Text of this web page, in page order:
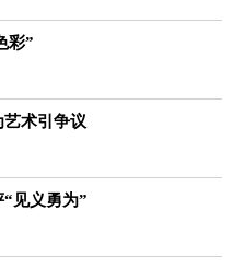
彩”
术引争议
见义勇为”